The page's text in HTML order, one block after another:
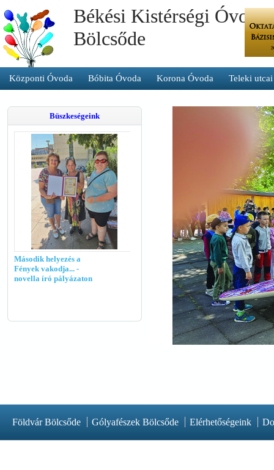
Békési Kistérségi Óvoda
Bölcsőde
Központi Óvoda Bóbita Óvoda Korona Óvoda Teleki
Büszkeségeink
Második helyezés a
Fények vakodja... -
novella író pályázaton
Földvár Bölcsőde Gólyafészek Bölcsőde Elérhetőségeink